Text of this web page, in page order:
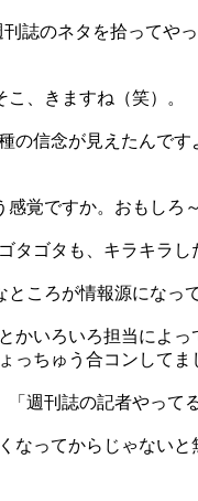
刊誌のネタを拾って
、きますね（笑）。
の信念が見えたんで
覚ですか。おもしろ～
タゴタも、キラキラ
ころが情報源になっ
かいろいろ担当によ
っちゅう合コンしてま
週刊誌の記者やって
なってからじゃない